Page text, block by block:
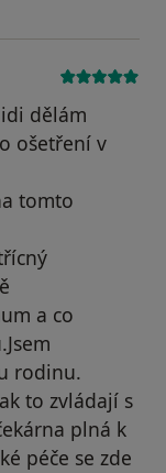
dělám
ošetření v
tomto
a co
rodinu.
to zvládají s
plná k
péče se zde